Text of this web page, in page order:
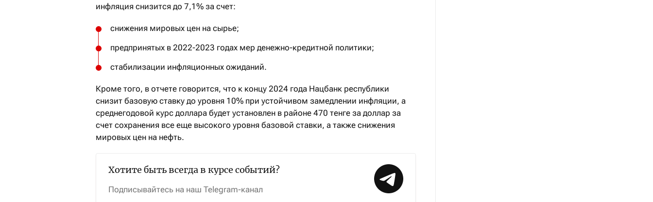
инфляция снизится до 7,1% за счет:
снижения мировых цен на сырье;
предпринятых в 2022-2023 годах мер денежно-кредитной политики;
стабилизации инфляционных ожиданий.
Кроме того, в отчете говорится, что к концу 2024 года Нацбанк республики
снизит базовую ставку до уровня 10% при устойчивом замедлении инфляции, а
среднегодовой курс доллара будет установлен в районе 470 тенге за доллар за
счет сохранения все еще высокого уровня базовой ставки, а также снижения
мировых цен на нефть.
Хотите быть всегда в курсе событий?
Подписывайтесь на наш Telegram-канал